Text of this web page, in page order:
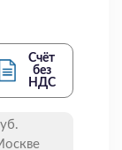
Счёт
без
НДС